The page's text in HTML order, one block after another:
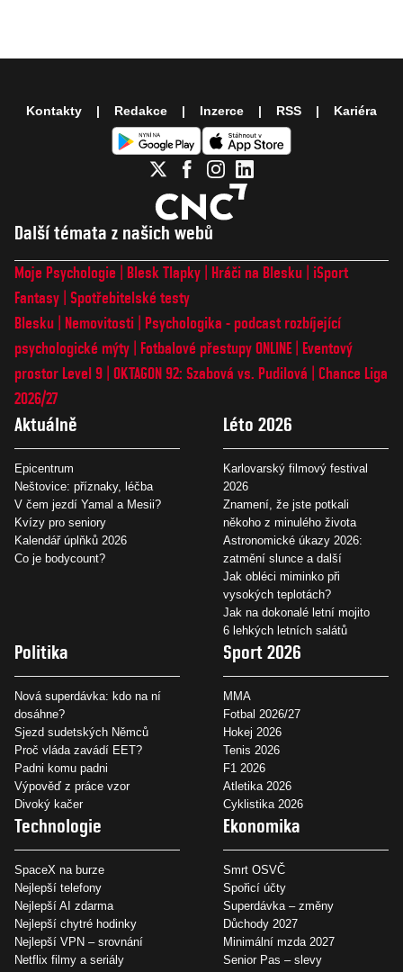
Další témata z našich webů
Moje Psychologie Blesk Tlapky Hráči na Blesku
iSport
Fantasy Spotřebitelské testy
Blesku
Nemovitosti
Psychologika - podcast rozbíjející
psychologické mýty
Fotbalové přestupy ONLINE
Eventový
prostor Level 9 OKTAGON 92: Szabová vs. Pudilová
Chance Liga
2026/27
Aktuálně
Epicentrum
Neštovice: příznaky, léčba
V čem jezdí Yamal a Mesii?
Kvízy pro seniory
Kalendář úplňků 2026
Co je bodycount?
Léto 2026
Karlovarský filmový festival
2026
Znamení, že jste potkali
někoho z minulého života
Astronomické úkazy 2026:
zatmění slunce a další
Jak obléci miminko při
vysokých teplotách?
Jak na dokonalé letní mojito
6 lehkých letních salátů
Politika
Nová superdávka: kdo na ní
dosáhne?
Sjezd sudetských Němců
Proč vláda zavádí EET?
Padni komu padni
Výpověď z práce vzor
Divoký kačer
Sport 2026
MMA
Fotbal 2026/27
Hokej 2026
Tenis 2026
F1 2026
Atletika 2026
Cyklistika 2026
Technologie
SpaceX na burze
Nejlepší telefony
Nejlepší AI zdarma
Nejlepší chytré hodinky
Nejlepší VPN – srovnání
Netflix filmy a seriály
Ekonomika
Smrt OSVČ
Spořicí účty
Superdávka – změny
Důchody 2027
Minimální mzda 2027
Senior Pas – slevy
Kontakty Redakce Inzerce RSS Kariéra